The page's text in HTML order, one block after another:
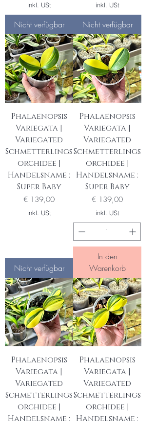
inkl. USt
Nicht verfügbar
inkl. USt
Nicht verfügbar
Phalaenopsis
Variegata |
Variegated
Schmetterlings
orchidee |
Handelsname :
Super Baby
Preis
€ 139,00
inkl. USt
Nicht verfügbar
Phalaenopsis
Variegata |
Variegated
Schmetterlings
orchidee |
Handelsname :
Super Baby
Preis
€ 139,00
inkl. USt
In den
Warenkorb
Phalaenopsis
Variegata |
Variegated
Schmetterlings
orchidee |
Handelsname :
Phalaenopsis
Variegata |
Variegated
Schmetterlings
orchidee |
Handelsname :